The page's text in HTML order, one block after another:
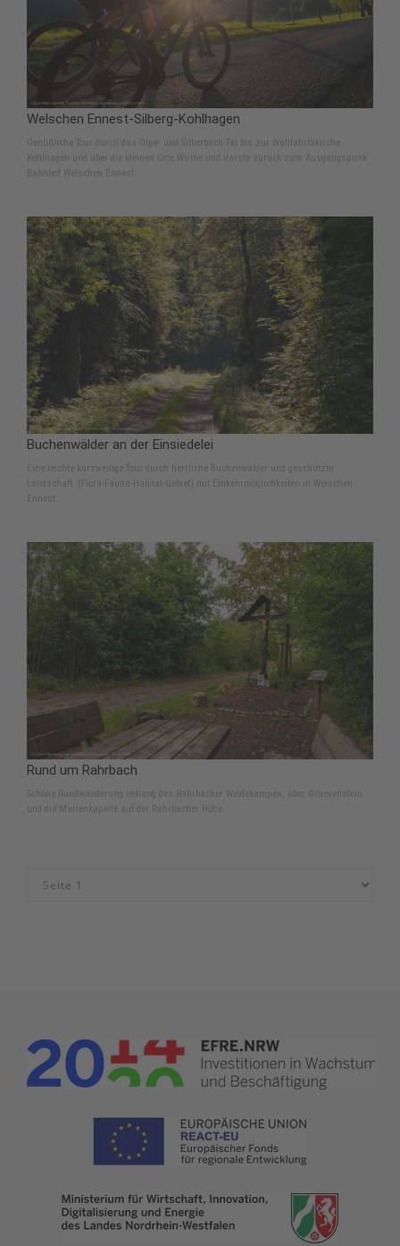
Welschen Ennest-Silberg-Kohlhagen
Genüßliche Tour durch das Olpe- und Silberbach-Tal bis zur Wallfahrtskirche
Kohlhagen und über die kleinen Orte Wirme und Varste zurück zum Ausgangspunk
Bahnhof Welschen Ennest.
Buchenwälder an der Einsiedelei
Eine leichte kurzweilige Tour durch herrliche Buchenwälder und geschützte
Landschaft (Flora-Fauna-Habitat-Gebiet) mit Einkehrmöglichkeiten in Welschen
Ennest.
Rund um Rahrbach
Schöne Rundwanderung entlang des Rahrbacher Weidekampes, über Graevenstein
und die Marienkapelle auf der Rahrbacher Höhe.